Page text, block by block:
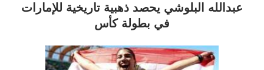
عبدالله البلوشي يحصد ذهبية تاريخية للإمارات
في بطولة كأس